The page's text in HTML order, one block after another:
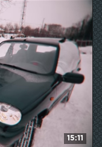
15:11